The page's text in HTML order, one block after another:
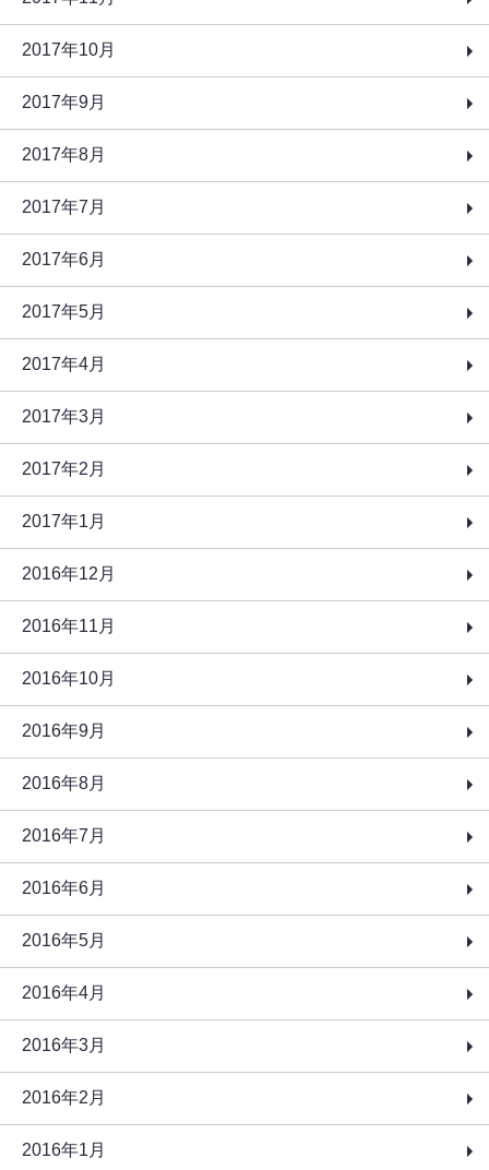
2017年10月
2017年9月
2017年8月
2017年7月
2017年6月
2017年5月
2017年4月
2017年3月
2017年2月
2017年1月
2016年12月
2016年11月
2016年10月
2016年9月
2016年8月
2016年7月
2016年6月
2016年5月
2016年4月
2016年3月
2016年2月
2016年1月